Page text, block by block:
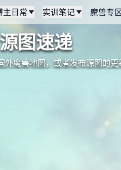
主日常 实训笔记 魔兽专
源图速递
魔兽地图，或者发布源图的